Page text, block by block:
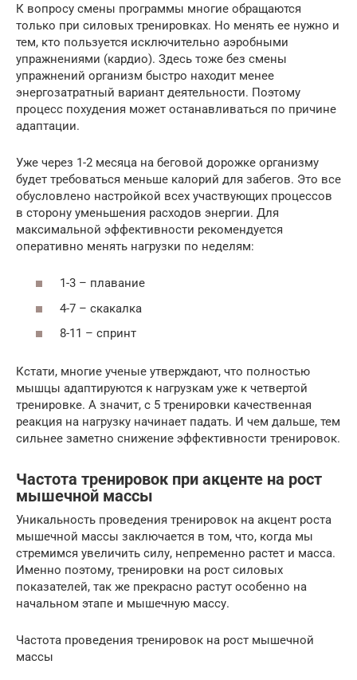
К вопросу смены программы многие обращаются
только при силовых тренировках. Но менять ее нужно и
тем, кто пользуется исключительно аэробными
упражнениями (кардио). Здесь тоже без смены
упражнений организм быстро находит менее
энергозатратный вариант деятельности. Поэтому
процесс похудения может останавливаться по причине
адаптации.
Уже через 1-2 месяца на беговой дорожке организму
будет требоваться меньше калорий для забегов. Это все
обусловлено настройкой всех участвующих процессов
в сторону уменьшения расходов энергии. Для
максимальной эффективности рекомендуется
оперативно менять нагрузки по неделям:
1-3 – плавание
4-7 – скакалка
8-11 – спринт
Кстати, многие ученые утверждают, что полностью
мышцы адаптируются к нагрузкам уже к четвертой
тренировке. А значит, с 5 тренировки качественная
реакция на нагрузку начинает падать. И чем дальше, тем
сильнее заметно снижение эффективности тренировок.
Частота тренировок при акценте на рост
мышечной массы
Уникальность проведения тренировок на акцент роста
мышечной массы заключается в том, что, когда мы
стремимся увеличить силу, непременно растет и масса.
Именно поэтому, тренировки на рост силовых
показателей, так же прекрасно растут особенно на
начальном этапе и мышечную массу.
Частота проведения тренировок на рост мышечной
массы